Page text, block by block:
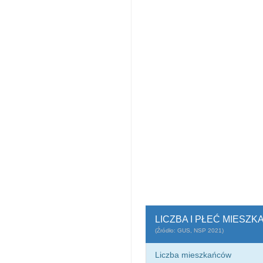
LICZBA I PŁEĆ
(Źródło: GUS, NSP 2021)
Liczba mieszkańców